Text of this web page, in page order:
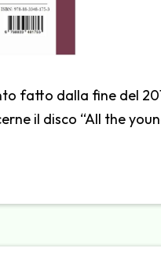
fatto dalla fine del
il disco “All the